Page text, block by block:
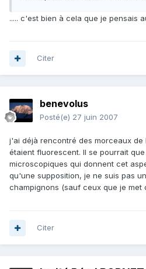
..... c'est bien à cela que je pensais
Citer
benevolus
Posté(e) 27 juin 2007
j'ai déjà rencontré des morceaux de
étaient fluorescent. Il se pourrait
microscopiques qui donnent cet
qu'une supposition, je ne suis pas
champignons (sauf ceux que je met
Citer